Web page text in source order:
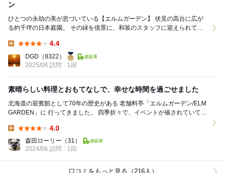
ン
ひとつの永劫の美が息づいている【エルムガーデン】 伏見の高台に広が
る約千坪の日本庭園。 その緑を借景に、和装のスタッフに迎えられて足
4.4
DGD （8322）
2025/08 訪問
1回
素晴らしい料理とおもてなしで、幸せな時間を過ごせました
北海道の迎賓館として70年の歴史がある 老舗料亭「エルムガーデン/ELM
GARDEN」に 行ってきました。 四季折々で、イベントが催されていて
4.0
森田ローリー （31）
2024/06 訪問
1回
口コミをもっと見る（216人）